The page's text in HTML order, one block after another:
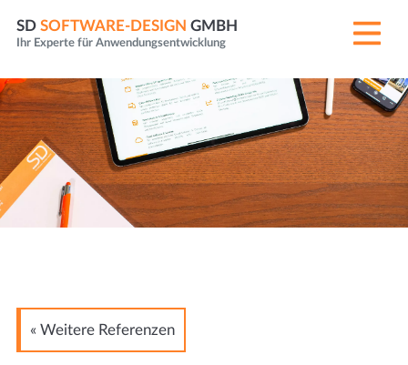
SD SOFTWARE-DESIGN GMBH
Ihr Experte für Anwendungsentwicklung
« Weitere Referenzen